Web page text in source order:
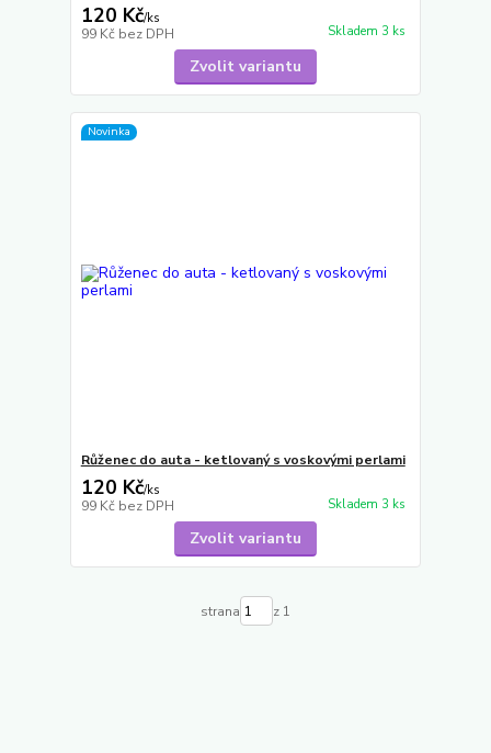
120 Kč/ks
99 Kč bez DPH Skladem 3 ks
Zvolit variantu
Novinka
Růženec do auta - ketlovaný s voskovými perlami
120 Kč/ks
99 Kč bez DPH Skladem 3 ks
Zvolit variantu
strana z 1